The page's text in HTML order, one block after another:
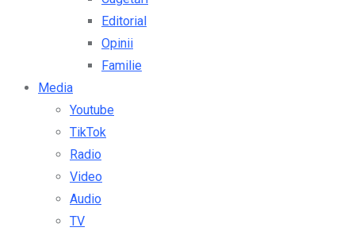
Editorial
Opinii
Familie
Media
Youtube
TikTok
Radio
Video
Audio
TV